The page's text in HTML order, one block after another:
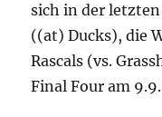
sich in der
((at) Ducks), die
Rascals (vs.
Final Four am